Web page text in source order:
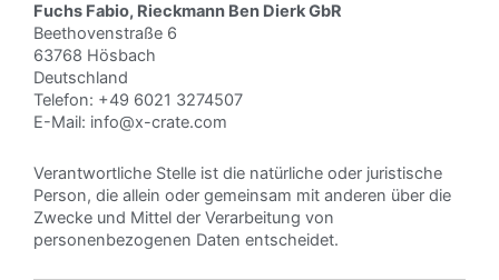
Fuchs Fabio, Rieckmann Ben Dierk GbR
Beethovenstraße 6
63768 Hösbach
Deutschland
Telefon: +49 6021 3274507
E-Mail: info@x-crate.com
Verantwortliche Stelle ist die natürliche oder juristische
Person, die allein oder gemeinsam mit anderen über die
Zwecke und Mittel der Verarbeitung von
personenbezogenen Daten entscheidet.